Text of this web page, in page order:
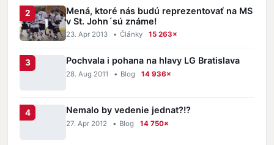
Mená, ktoré nás budú reprezentovať na MS
v St. John´sú známe!
23. Apr 2013 • Články 15 263×
Pochvala i pohana na hlavy LG Bratislava
28. Aug 2011 • Blog 14 936×
Nemalo by vedenie jednat?!?
27. Apr 2012 • Blog 14 750×